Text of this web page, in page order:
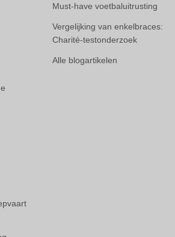
Must-have voetbaluitrusting
Vergelijking van enkelbraces:
Charité-testonderzoek
Alle blogartikelen